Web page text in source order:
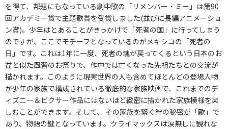
を得て、邦題にもなっている劇中歌の「リメンバー・ミー」は第90
回アカデミー賞で主題歌賞を受賞しました(並びに長編アニメーショ
ン賞)。少年はとあることがきっかけで「死者の国」に行ってしまう
のですが、ここでモチーフとなっているのがメキシコの「死者の
日」です。これは1年に一度、死者の魂が戻ってくるという日本のお
盆と似た風習のお祭りで、作中では亡くなった先祖たちとの交流が
描かれます。このように現実世界の人も含めてほとんどの登場人物
が少年の家族で構成されている徹底的な家族映画で、これまでのデ
ィズニー＆ピクサー作品にはないほど緻密に描かれた家族模様を楽
しむことができます。そして、 その家族を繋ぐ絆の秘密が「歌」で
あり、物語の鍵となっています。クライマックスは涙無しに観れな